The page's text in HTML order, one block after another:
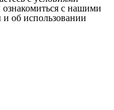
с нашими
об использовании